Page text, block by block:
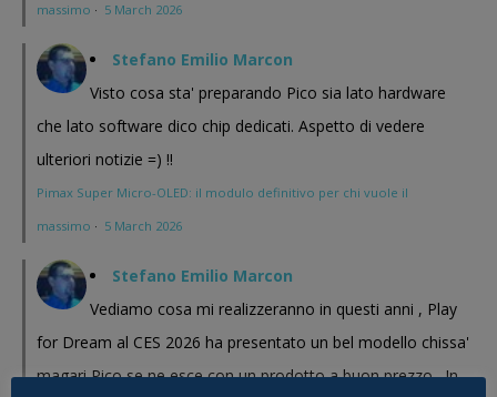
massimo · 5 March 2026
Stefano Emilio Marcon
Visto cosa sta' preparando Pico sia lato hardware
che lato software dico chip dedicati. Aspetto di vedere
ulteriori notizie =) !!
Pimax Super Micro-OLED: il modulo definitivo per chi vuole il
massimo · 5 March 2026
Stefano Emilio Marcon
Vediamo cosa mi realizzeranno in questi anni , Play
for Dream al CES 2026 ha presentato un bel modello chissa'
magari Pico se ne esce con un prodotto a buon prezzo . In